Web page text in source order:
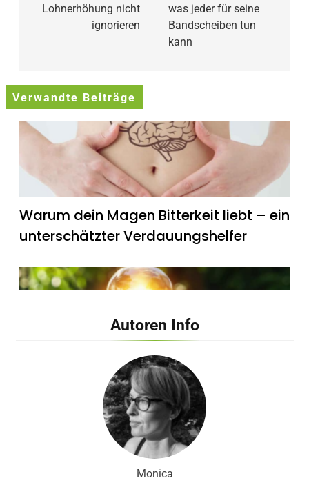
Lohnerhöhung nicht
ignorieren
was jeder für seine
Bandscheiben tun
kann
Verwandte Beiträge
Warum dein Magen Bitterkeit liebt – ein
unterschätzter Verdauungshelfer
Wie künstliches Licht unsere innere Uhr
Autoren Info
Monica